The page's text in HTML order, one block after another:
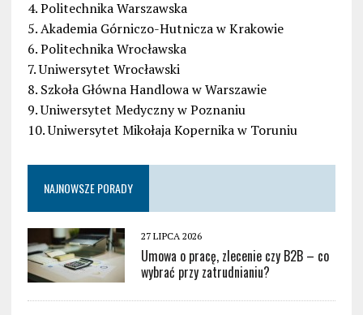
4. Politechnika Warszawska
5. Akademia Górniczo-Hutnicza w Krakowie
6. Politechnika Wrocławska
7. Uniwersytet Wrocławski
8. Szkoła Główna Handlowa w Warszawie
9. Uniwersytet Medyczny w Poznaniu
10. Uniwersytet Mikołaja Kopernika w Toruniu
NAJNOWSZE PORADY
27 LIPCA 2026
Umowa o pracę, zlecenie czy B2B – co
wybrać przy zatrudnianiu?